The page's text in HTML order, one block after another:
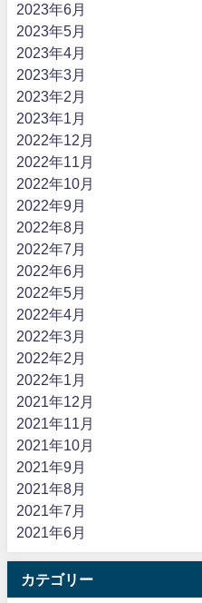
2023年6月
2023年5月
2023年4月
2023年3月
2023年2月
2023年1月
2022年12月
2022年11月
2022年10月
2022年9月
2022年8月
2022年7月
2022年6月
2022年5月
2022年4月
2022年3月
2022年2月
2022年1月
2021年12月
2021年11月
2021年10月
2021年9月
2021年8月
2021年7月
2021年6月
カテゴリー